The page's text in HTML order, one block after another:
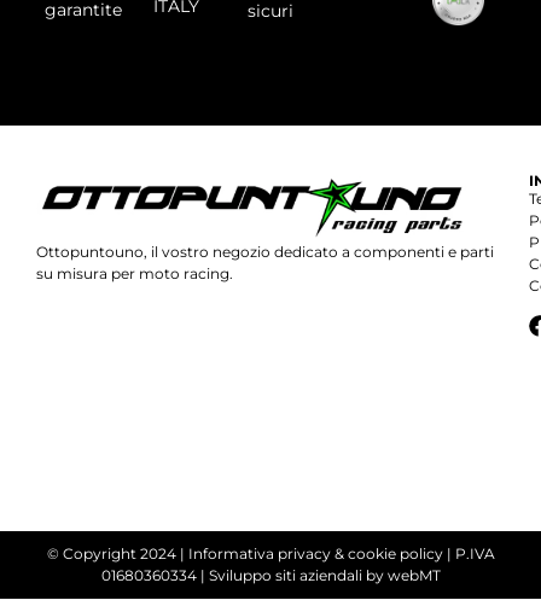
garantite
ITALY
sicuri
Ottopuntouno, il vostro negozio dedicato a componenti e parti
su misura per moto racing.
© Copyright 2024 | Informativa privacy & cookie policy| P.IVA
01680360334 | Sviluppo siti aziendaliby webMT